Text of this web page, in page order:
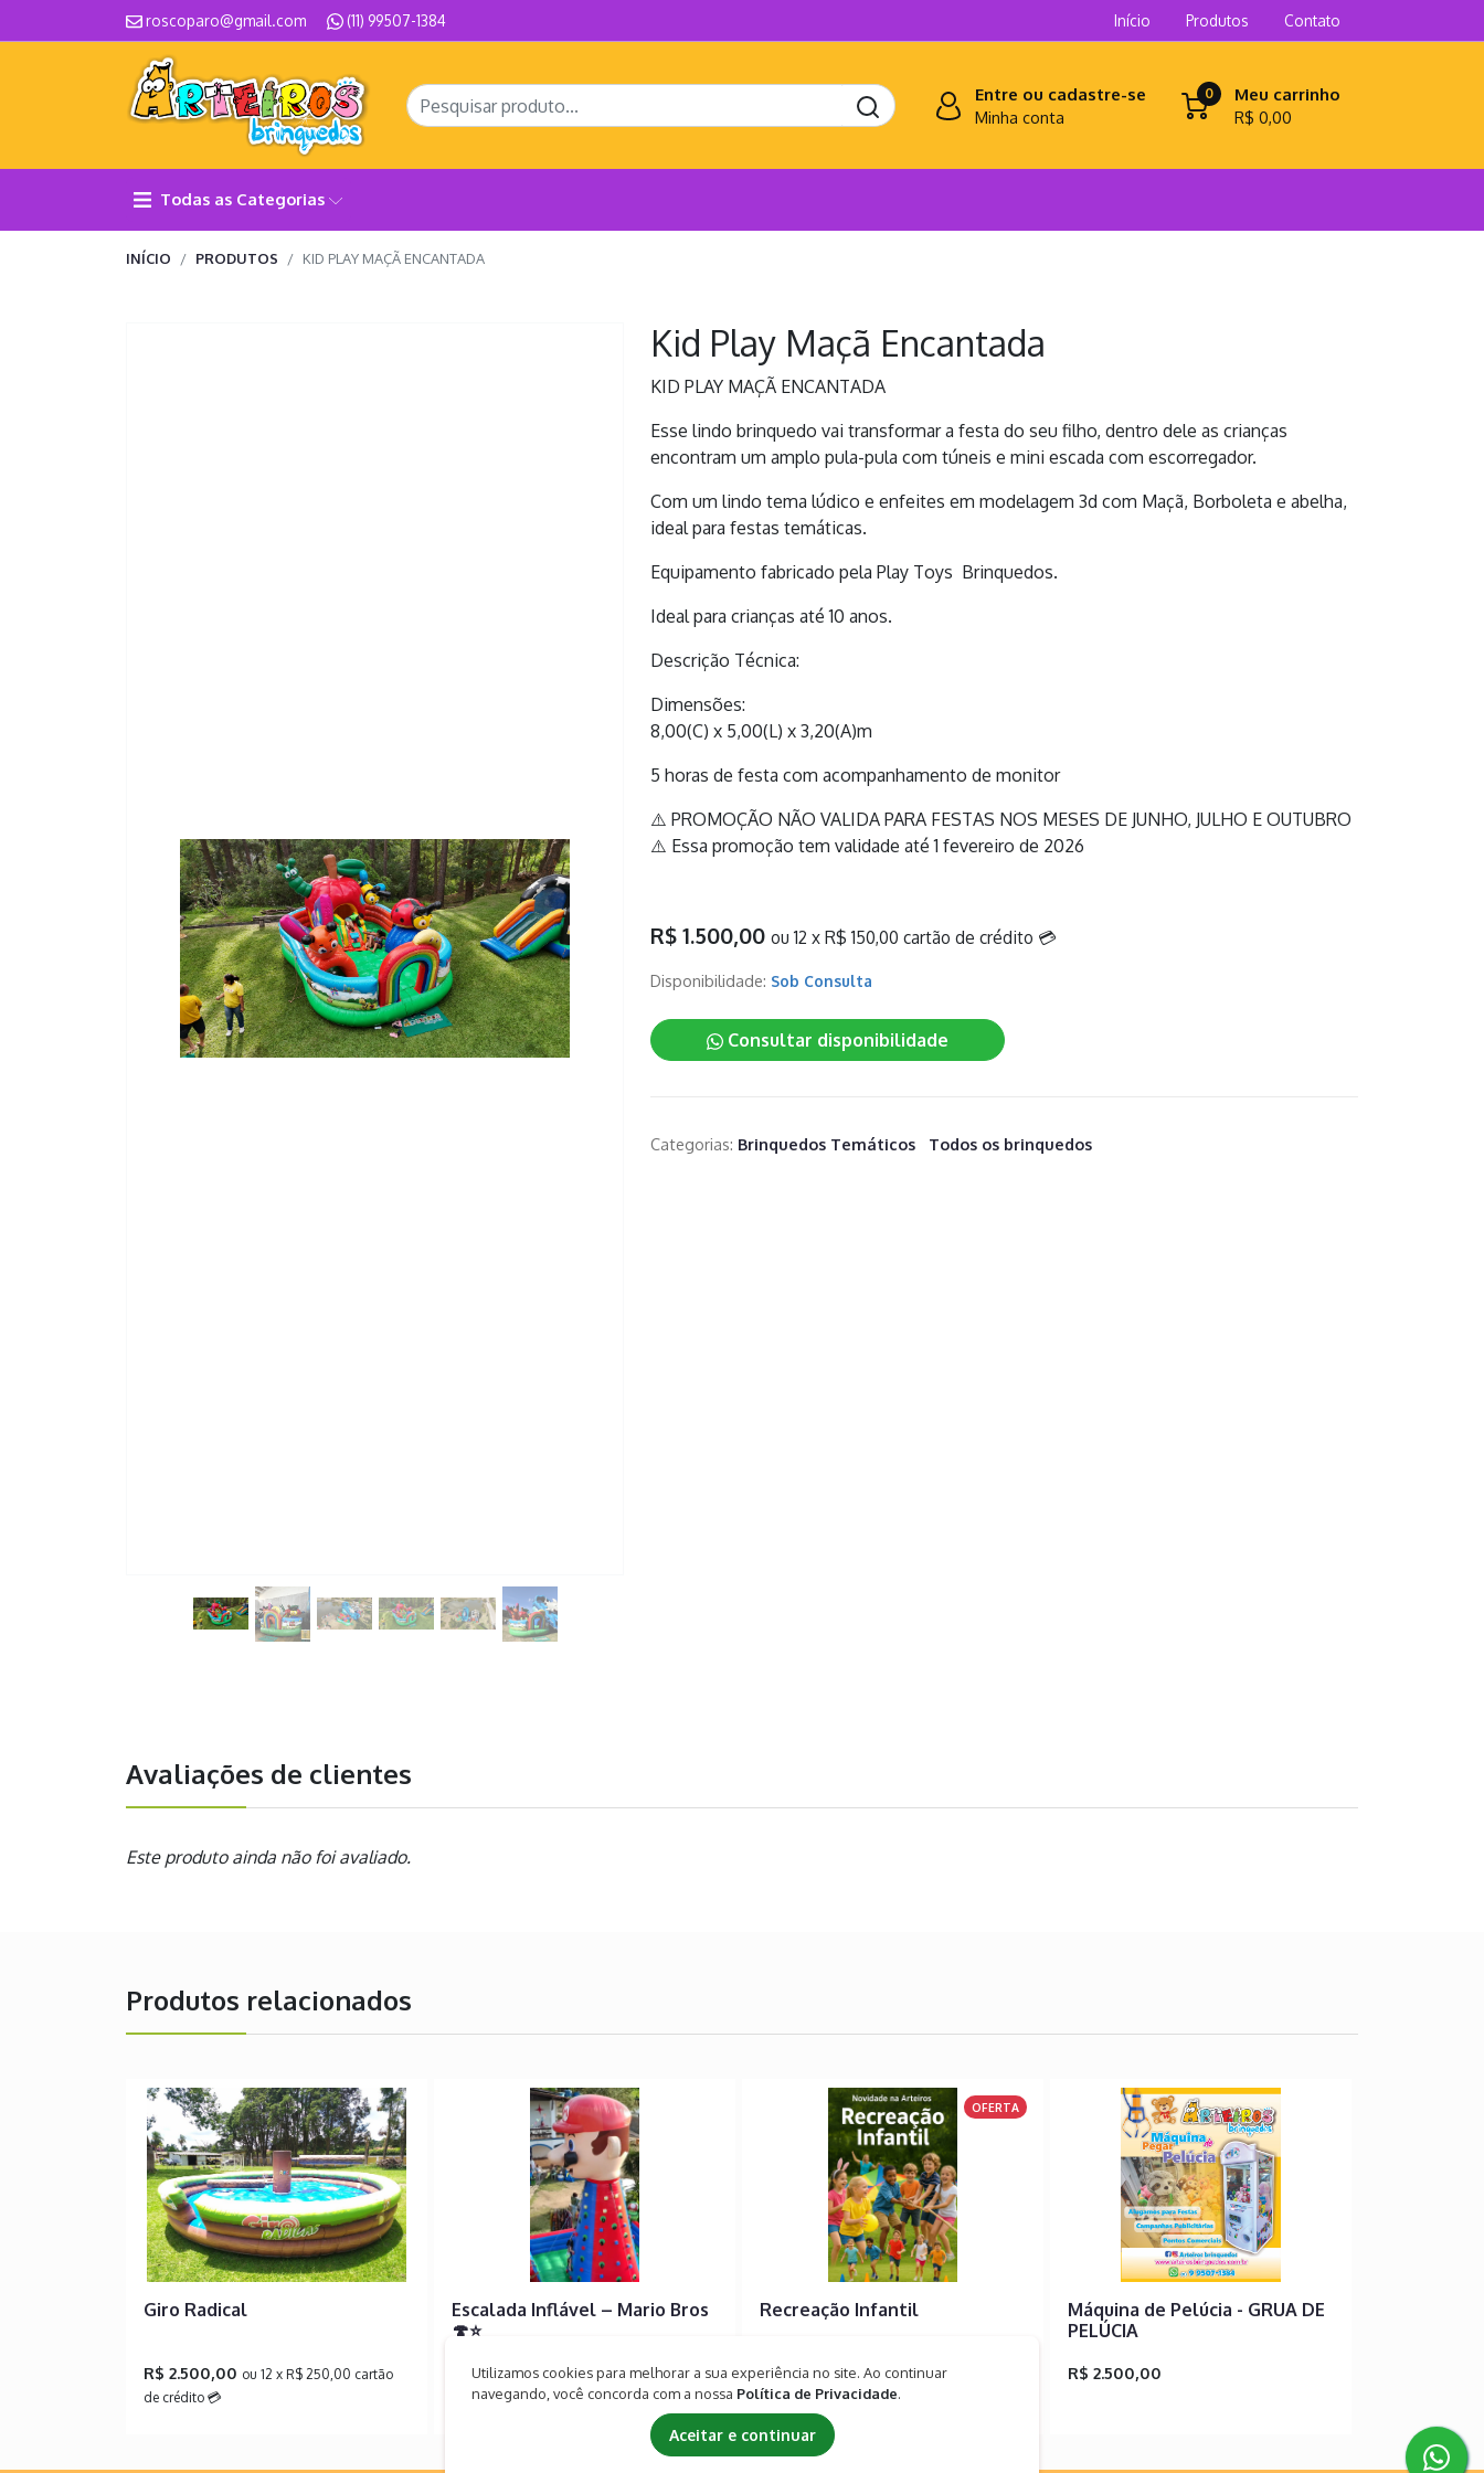
roscoparo@gmail.com (11) 99507-1384 Início Produtos Contato
Entre ou cadastre-se
Minha conta
0 Meu carrinho
R$ 0,00
Todas as Categorias
INÍCIO PRODUTOS KID PLAY MAÇÃ ENCANTADA
Kid Play Maçã Encantada
KID PLAY MAÇÃ ENCANTADA
Esse lindo brinquedo vai transformar a festa do seu filho, dentro dele as crianças
encontram um amplo pula-pula com túneis e mini escada com escorregador.
Com um lindo tema lúdico e enfeites em modelagem 3d com Maçã, Borboleta e abelha,
ideal para festas temáticas.
Equipamento fabricado pela Play Toys Brinquedos.
Ideal para crianças até 10 anos.
Descrição Técnica:
Dimensões:
8,00(C) x 5,00(L) x 3,20(A)m
5 horas de festa com acompanhamento de monitor
⚠️ PROMOÇÃO NÃO VALIDA PARA FESTAS NOS MESES DE JUNHO, JULHO E OUTUBRO
⚠️ Essa promoção tem validade até 1 fevereiro de 2026
R$ 1.500,00 ou 12 x R$ 150,00 cartão de crédito 💳
Disponibilidade: Sob Consulta
Consultar disponibilidade
Categorias: Brinquedos Temáticos Todos os brinquedos
Avaliações de clientes
Este produto ainda não foi avaliado.
Produtos relacionados
Giro Radical
R$ 2.500,00 ou 12 x R$ 250,00 cartão
de crédito 💳
Escalada Inflável – Mario Bros
🍄⭐
R$ 1.800,00ou 12 x de R$ 180,00 no
cartão de crédito 💳
OFERTA
Recreação Infantil
R$ 2.500,00 R$ 2.200,00ou 12 x R$
220,00 cartão de crédito 💳
Máquina de Pelúcia - GRUA DE
PELÚCIA
R$ 2.500,00
Utilizamos cookies para melhorar a sua experiência no site. Ao continuar
navegando, você concorda com a nossa Política de Privacidade.
Aceitar e continuar